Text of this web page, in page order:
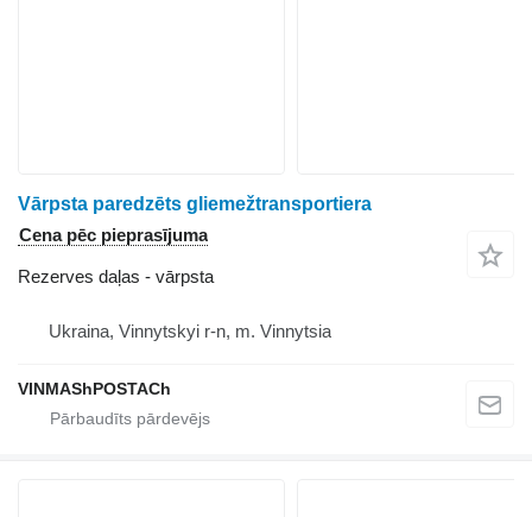
Vārpsta paredzēts gliemežtransportiera
Cena pēc pieprasījuma
Rezerves daļas - vārpsta
Ukraina, Vinnytskyi r-n, m. Vinnytsia
VINMAShPOSTACh